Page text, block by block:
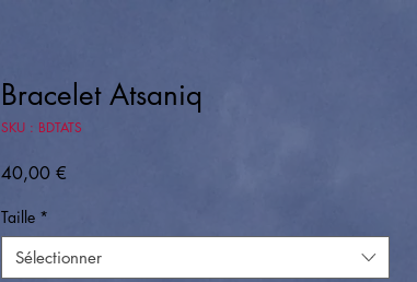
Bracelet Atsaniq
SKU : BDTATS
40,00 €
Taille *
Sélectionner